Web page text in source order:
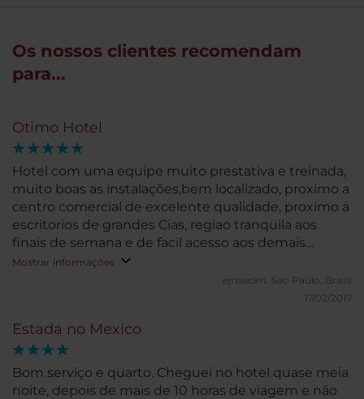
Os nossos clientes recomendam
para...
Otimo Hotel
Hotel com uma equipe muito prestativa e treinada,
muito boas as instalações,bem localizado, proximo a
centro comercial de excelente qualidade, proximo a
escritorios de grandes Cias, regiao tranquila aos
finais de semana e de facil acesso aos demais
pontos da cidade.
Mostrar informações
ejnascim. Sao Paulo, Brazil
17/02/2017
Estada no Mexico
Bom serviço e quarto. Cheguei no hotel quase meia
noite, depois de mais de 10 horas de viagem e não